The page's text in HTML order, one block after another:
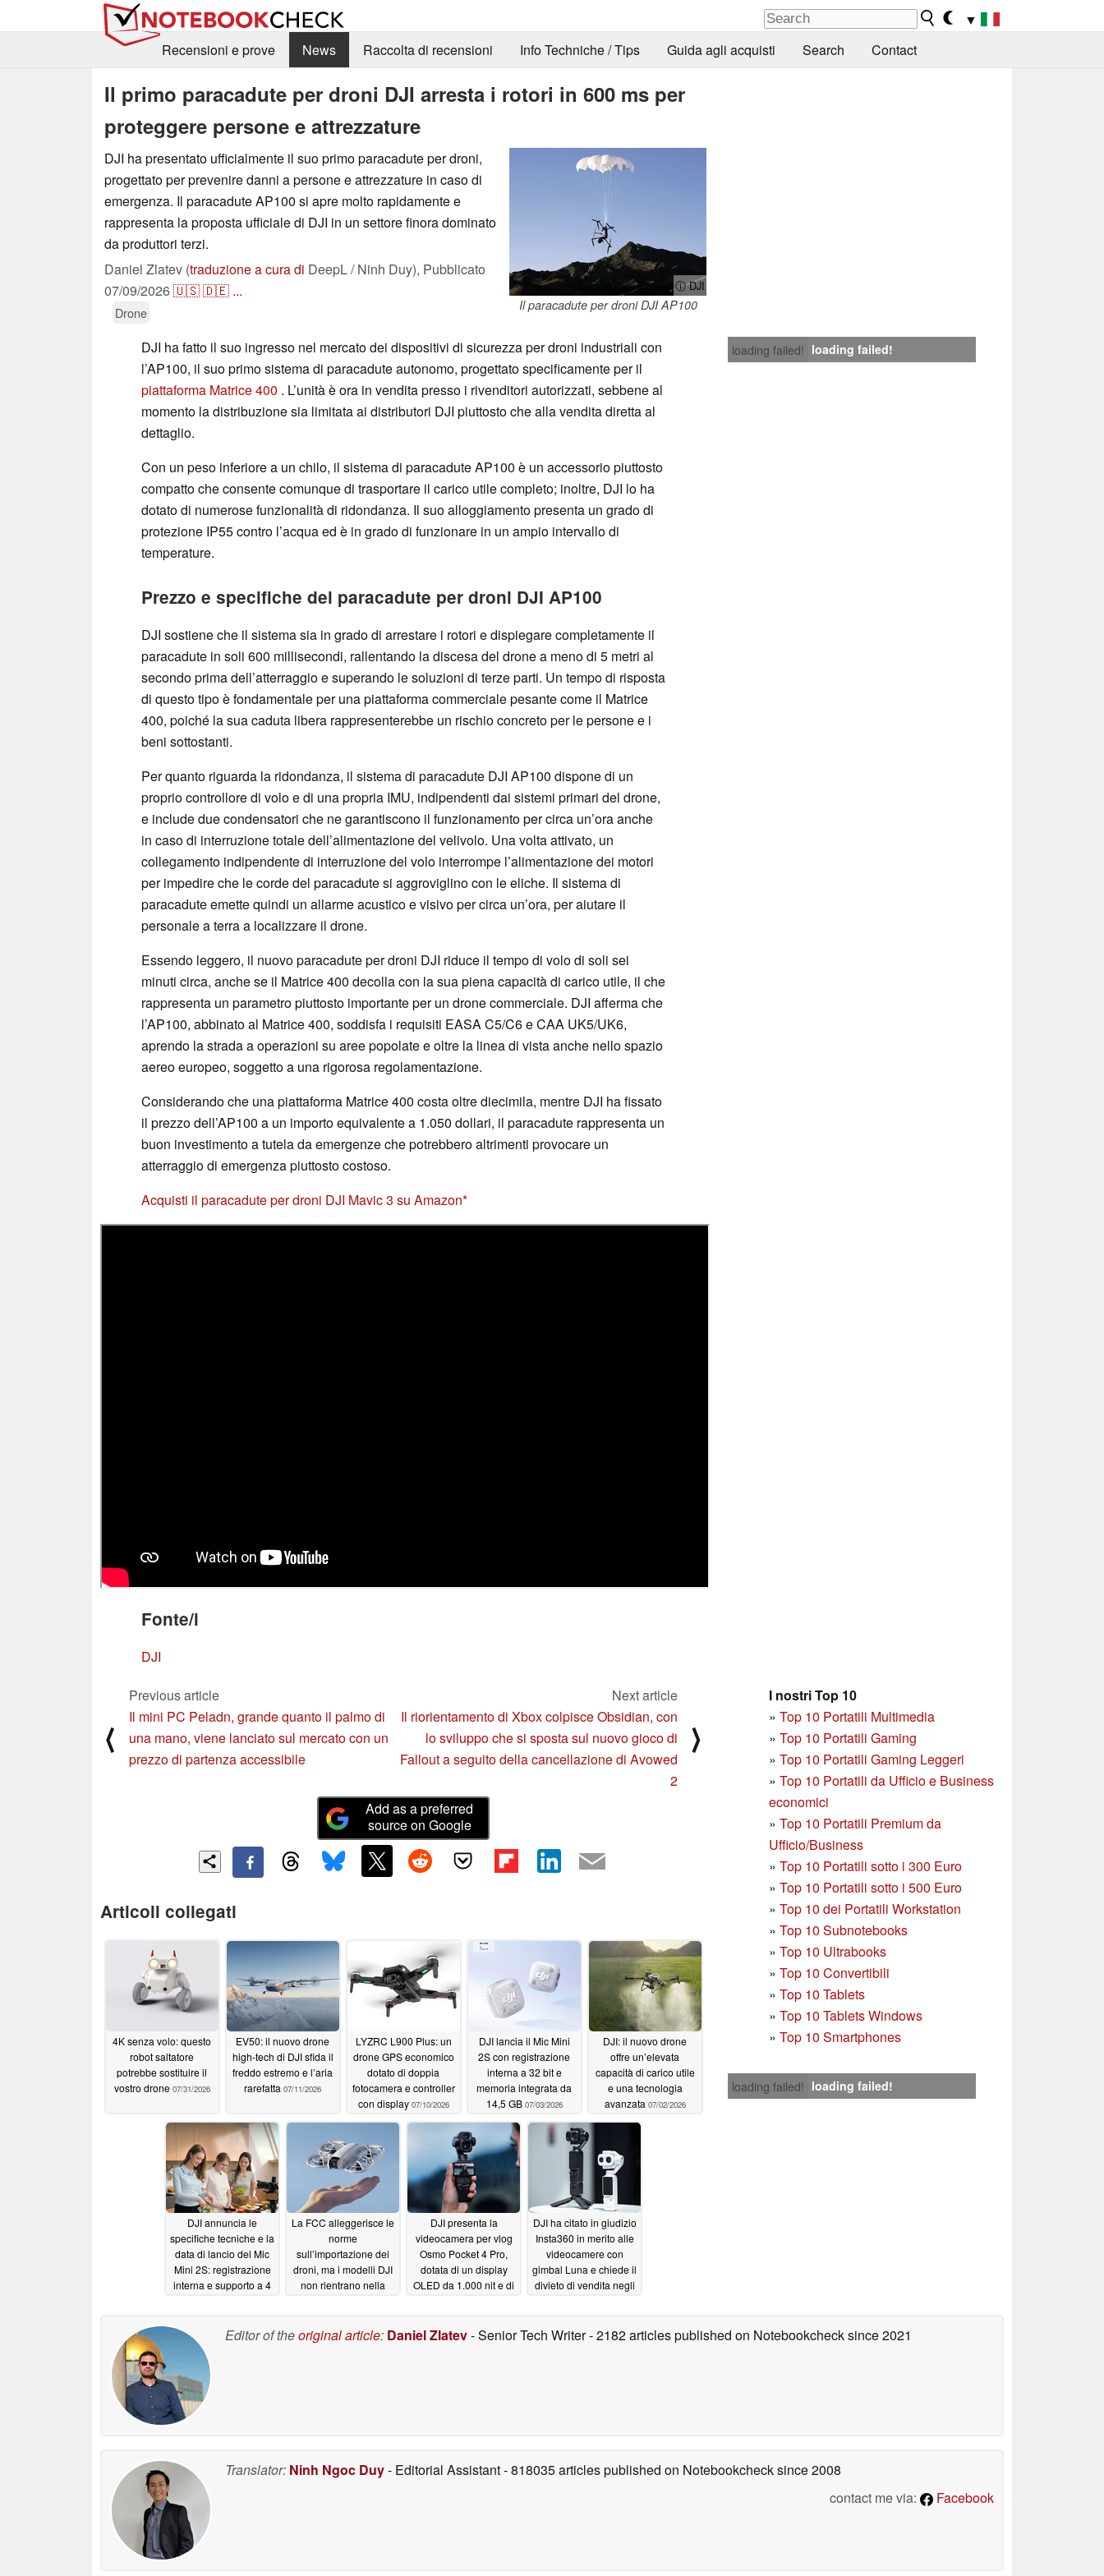
▼
Recensioni e prove
News Raccolta di recensioni Info Techniche / Tips Guida agli acquisti Search Contact
Il primo paracadute per droni DJI arresta i rotori in 600 ms per
proteggere persone e attrezzature
ⓘ DJI
Il paracadute per droni DJI AP100
DJI ha presentato ufficialmente il suo primo paracadute per droni,
progettato per prevenire danni a persone e attrezzature in caso di
emergenza. Il paracadute AP100 si apre molto rapidamente e
rappresenta la proposta ufficiale di DJI in un settore finora dominato
da produttori terzi.
Daniel Zlatev (traduzione a cura di DeepL / Ninh Duy), Pubblicato
07/09/2026🇺🇸🇩🇪 ...
Drone
loading failed! loading failed!
DJI ha fatto il suo ingresso nel mercato dei dispositivi di sicurezza per droni industriali con
l’AP100, il suo primo sistema di paracadute autonomo, progettato specificamente per il
piattaforma Matrice 400 . L’unità è ora in vendita presso i rivenditori autorizzati, sebbene al
momento la distribuzione sia limitata ai distributori DJI piuttosto che alla vendita diretta al
dettaglio.
Con un peso inferiore a un chilo, il sistema di paracadute AP100 è un accessorio piuttosto
compatto che consente comunque di trasportare il carico utile completo; inoltre, DJI lo ha
dotato di numerose funzionalità di ridondanza. Il suo alloggiamento presenta un grado di
protezione IP55 contro l’acqua ed è in grado di funzionare in un ampio intervallo di
temperature.
Prezzo e specifiche del paracadute per droni DJI AP100
DJI sostiene che il sistema sia in grado di arrestare i rotori e dispiegare completamente il
paracadute in soli 600 millisecondi, rallentando la discesa del drone a meno di 5 metri al
secondo prima dell’atterraggio e superando le soluzioni di terze parti. Un tempo di risposta
di questo tipo è fondamentale per una piattaforma commerciale pesante come il Matrice
400, poiché la sua caduta libera rappresenterebbe un rischio concreto per le persone e i
beni sottostanti.
Per quanto riguarda la ridondanza, il sistema di paracadute DJI AP100 dispone di un
proprio controllore di volo e di una propria IMU, indipendenti dai sistemi primari del drone,
e include due condensatori che ne garantiscono il funzionamento per circa un’ora anche
in caso di interruzione totale dell’alimentazione del velivolo. Una volta attivato, un
collegamento indipendente di interruzione del volo interrompe l’alimentazione dei motori
per impedire che le corde del paracadute si aggroviglino con le eliche. Il sistema di
paracadute emette quindi un allarme acustico e visivo per circa un’ora, per aiutare il
personale a terra a localizzare il drone.
Essendo leggero, il nuovo paracadute per droni DJI riduce il tempo di volo di soli sei
minuti circa, anche se il Matrice 400 decolla con la sua piena capacità di carico utile, il che
rappresenta un parametro piuttosto importante per un drone commerciale. DJI afferma che
l’AP100, abbinato al Matrice 400, soddisfa i requisiti EASA C5/C6 e CAA UK5/UK6,
aprendo la strada a operazioni su aree popolate e oltre la linea di vista anche nello spazio
aereo europeo, soggetto a una rigorosa regolamentazione.
Considerando che una piattaforma Matrice 400 costa oltre diecimila, mentre DJI ha fissato
il prezzo dell’AP100 a un importo equivalente a 1.050 dollari, il paracadute rappresenta un
buon investimento a tutela da emergenze che potrebbero altrimenti provocare un
atterraggio di emergenza piuttosto costoso.
Acquisti il paracadute per droni DJI Mavic 3 su Amazon
Fonte/i
DJI
I nostri Top 10
» Top 10 Portatili Multimedia
» Top 10 Portatili Gaming
» Top 10 Portatili Gaming Leggeri
» Top 10 Portatili da Ufficio e Business
economici
» Top 10 Portatili Premium da
Ufficio/Business
» Top 10 Portatili sotto i 300 Euro
» Top 10 Portatili sotto i 500 Euro
» Top 10 dei Portatili Workstation
» Top 10 Subnotebooks
» Top 10 Ultrabooks
» Top 10 Convertibili
» Top 10 Tablets
» Top 10 Tablets Windows
» Top 10 Smartphones
loading failed! loading failed!
⟨
Previous article
Il mini PC Peladn, grande quanto il palmo di
una mano, viene lanciato sul mercato con un
prezzo di partenza accessibile
Next article
Il riorientamento di Xbox colpisce Obsidian, con
lo sviluppo che si sposta sul nuovo gioco di
Fallout a seguito della cancellazione di Avowed
2
⟩
Add as a preferred
source on Google
Articoli collegati
4K senza volo: questo
robot saltatore
potrebbe sostituire il
vostro drone 07/31/2026
EV50: il nuovo drone
high-tech di DJI sfida il
freddo estremo e l’aria
rarefatta 07/11/2026
LYZRC L900 Plus: un
drone GPS economico
dotato di doppia
fotocamera e controller
con display 07/10/2026
DJI lancia il Mic Mini
2S con registrazione
interna a 32 bit e
memoria integrata da
14,5 GB 07/03/2026
DJI: il nuovo drone
offre un’elevata
capacità di carico utile
e una tecnologia
avanzata 07/02/2026
DJI annuncia le
specifiche tecniche e la
data di lancio del Mic
Mini 2S: registrazione
interna e supporto a 4
assoluto
06/26/2026
La FCC alleggerisce le
norme
sull’importazione dei
droni, ma i modelli DJI
non rientrano nella
DJI presenta la
videocamera per vlog
Osmo Pocket 4 Pro,
dotata di un display
OLED da 1.000 nit e di
DJI ha citato in giudizio
Insta360 in merito alle
videocamere con
gimbal Luna e chiede il
divieto di vendita negli
Editor of theoriginal article: Daniel Zlatev- Senior Tech Writer- 2182 articles published on Notebookchecksince 2021
Translator: Ninh Ngoc Duy- Editorial Assistant- 818035 articles published on Notebookchecksince 2008
contact me via:
Facebook